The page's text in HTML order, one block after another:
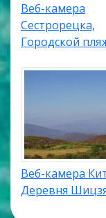
Веб-камера
Сестрорецка,
Городской
Веб-камера
Деревня